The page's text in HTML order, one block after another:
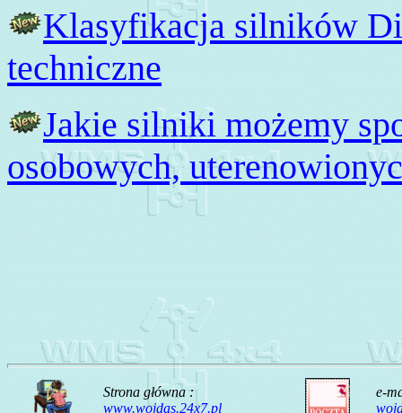
Klasyfikacja silników
techniczne
Jakie silniki możemy
osobowych,
Strona główna :
www.wojdas.24x7.pl
e-